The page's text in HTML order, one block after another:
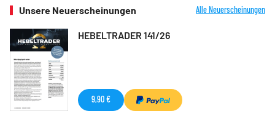
Unsere Neuerscheinungen Alle Neuerscheinungen
HEBELTRADER 141/26
9,90 €